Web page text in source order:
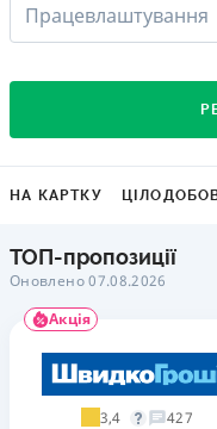
Працевлаштування
НА КАРТКУ
ТОП-пропозиції
Оновлено 07.08.2026
Акція
3,4 427